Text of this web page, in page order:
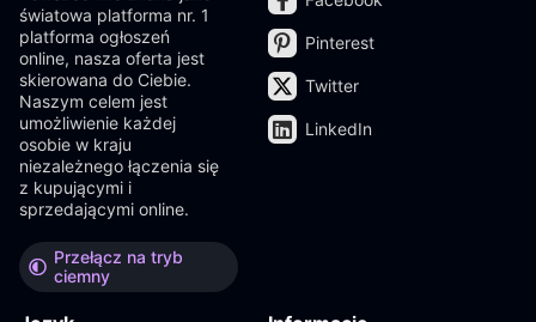
światowa platforma nr. 1
platforma ogłoszeń
online, nasza oferta jest
skierowana do Ciebie.
Naszym celem jest
umożliwienie każdej
osobie w kraju
niezależnego łączenia się
z kupującymi i
sprzedającymi online.
Przełącz na tryb
ciemny
Pinterest
Twitter
LinkedIn